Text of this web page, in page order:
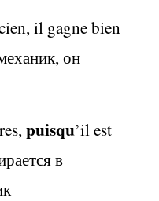
il gagne bien
, он
puisqu’il est
в